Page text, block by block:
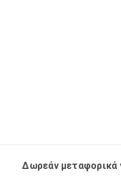
Δωρεάν μεταφορικά